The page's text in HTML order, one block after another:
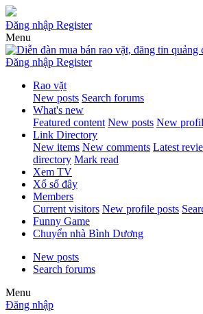
Đăng nhập Register
Menu
Đăng nhập Register
Rao vặt
New posts Search forums
What's new
Featured content New posts New
Link Directory
New items New comments Latest
directory Mark read
Xem TV
Xổ số đây
Members
Current visitors New profile posts
Funny Game
Chuyển nhà Bình Dương
New posts
Search forums
Menu
Đăng nhập